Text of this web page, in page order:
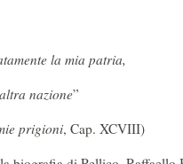
la mia patria,
nazione”
prigioni, Cap. XCVIII)